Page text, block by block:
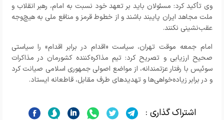
وی تأکید کرد: مسئولان باید بر تعهد خود نسبت به امام، رهبر انقلاب و
ملت مجاهد ایران پایبند باشند و از خطوط قرمز و منافع ملی به هیچ‌وجه
عقب‌نشینی نکنند.
امام جمعه موقت تهران، سیاست «اقدام در برابر اقدام» را سیاستی
صحیح ارزیابی و تصریح کرد: تیم مذاکره‌کننده کشورمان در مذاکرات
سوئیس با رفتار عزتمندانه، از مواضع اصولی جمهوری اسلامی صیانت کرد
و در برابر زیاده‌خواهی‌ها و تهدیدهای طرف مقابل، قاطعانه ایستاد.
اشتراک گذاری :